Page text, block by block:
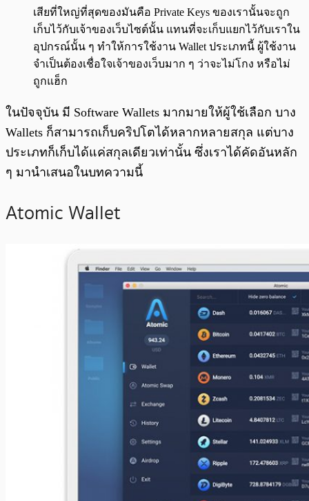
เสียที่ใหญ่ที่สุดของมันคือ Private Keys ของเรานั้นจะถูก
เก็บไว้กับเจ้าของเว็บไซต์นั้น แทนที่จะเก็บแยกไว้กับเราใน
อุปกรณ์นั้น ๆ ทำให้การใช้งาน Wallet ประเภทนี้ ผู้ใช้งาน
จำเป็นต้องเชื่อใจเจ้าของเว็บมาก ๆ ว่าจะไม่โกง หรือไม่
ถูกแฮ็ก
ในปัจจุบัน มี Software Wallets มากมายให้ผู้ใช้เลือก บาง
Wallets ก็สามารถเก็บคริปโตได้หลากหลายสกุล แต่บาง
ประเภทก็เก็บได้แค่สกุลเดียวเท่านั้น ซึ่งเราได้คัดอันหลัก
ๆ มานำเสนอในบทความนี้
Atomic Wallet